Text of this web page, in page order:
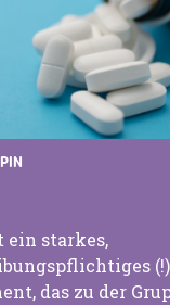
ein starkes,
(!)
das zu der